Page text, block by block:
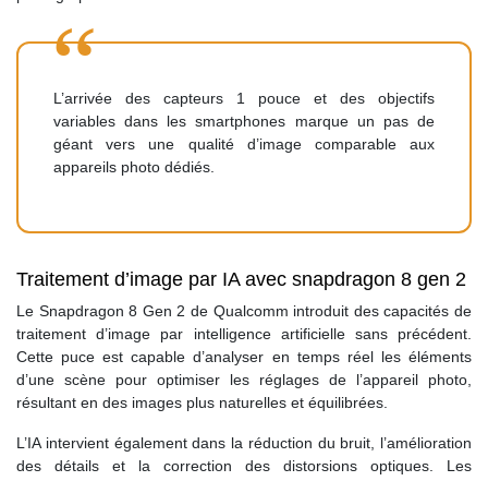
L’arrivée des capteurs 1 pouce et des objectifs
variables dans les smartphones marque un pas de
géant vers une qualité d’image comparable aux
appareils photo dédiés.
Traitement d’image par IA avec snapdragon 8 gen 2
Le Snapdragon 8 Gen 2 de Qualcomm introduit des capacités de
traitement d’image par intelligence artificielle sans précédent.
Cette puce est capable d’analyser en temps réel les éléments
d’une scène pour optimiser les réglages de l’appareil photo,
résultant en des images plus naturelles et équilibrées.
L’IA intervient également dans la réduction du bruit, l’amélioration
des détails et la correction des distorsions optiques. Les